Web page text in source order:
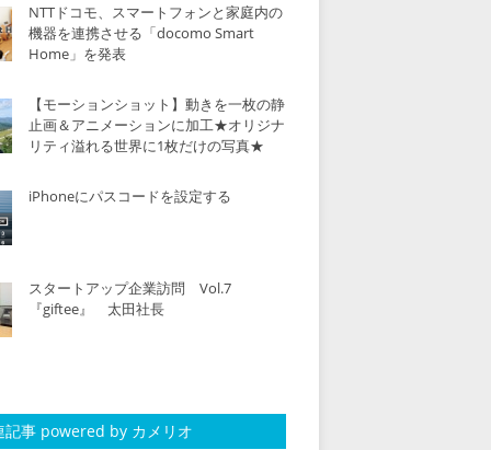
NTTドコモ、スマートフォンと家庭内の
機器を連携させる「docomo Smart
Home」を発表
【モーションショット】動きを一枚の静
止画＆アニメーションに加工★オリジナ
リティ溢れる世界に1枚だけの写真★
iPhoneにパスコードを設定する
スタートアップ企業訪問 Vol.7
『giftee』 太田社長
記事 powered by カメリオ